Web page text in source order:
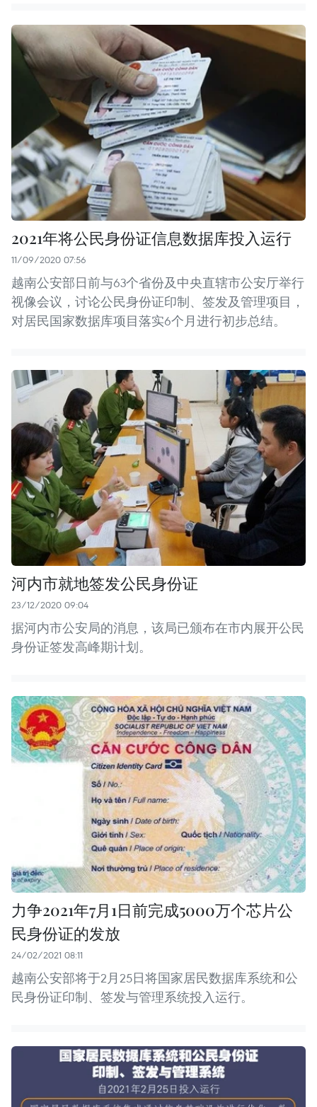
2021年将公民身份证信息数据库投入运行
11/09/2020 07:56
越南公安部日前与63个省份及中央直辖市公安厅举行
视像会议，讨论公民身份证印制、签发及管理项目，
对居民国家数据库项目落实6个月进行初步总结。
河内市就地签发公民身份证
23/12/2020 09:04
据河内市公安局的消息，该局已颁布在市内展开公民
身份证签发高峰期计划。
力争2021年7月1日前完成5000万个芯片公
民身份证的发放
24/02/2021 08:11
越南公安部将于2月25日将国家居民数据库系统和公
民身份证印制、签发与管理系统投入运行。